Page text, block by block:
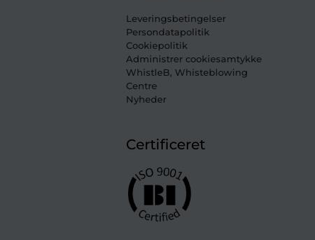
Leveringsbetingelser
Persondatapolitik
Cookiepolitik
Administrer cookiesamtykke
WhistleB, Whisteblowing
Centre
Nyheder
Certificeret